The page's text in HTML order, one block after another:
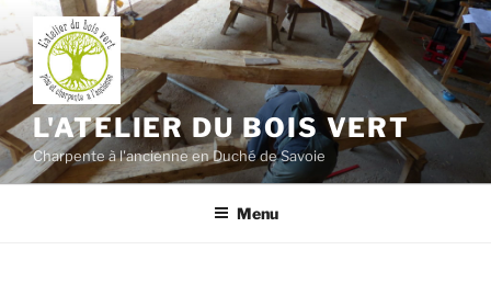
Aller
au
contenu
principal
L'ATELIER DU BOIS VERT
Charpente à l'ancienne en Duché de Savoie
Menu